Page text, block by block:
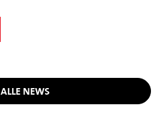
ALLE NEWS